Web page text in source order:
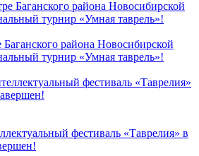
района Новосибирской
турнир «Умная таврель»!
фестиваль «Таврелия» в